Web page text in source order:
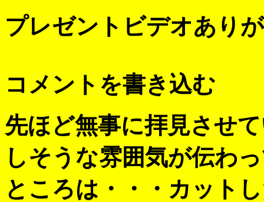
プレゼントビデオあり
コメントを書き込む
先ほど無事に拝見させ
しそうな雰囲気が伝わ
ところは・・・カット